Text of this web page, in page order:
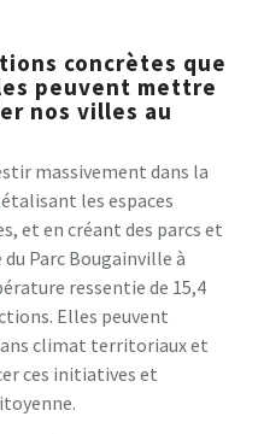
concrètes que
peuvent mettre
nos villes au
massivement dans la
les espaces
et en créant des parcs et
Parc Bougainville à
ressentie de 15,4
Elles peuvent
climat territoriaux et
ces initiatives et